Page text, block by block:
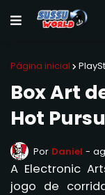
Página inicial
Box Art
Hot
Por Daniel -
A Electronic
jogo de